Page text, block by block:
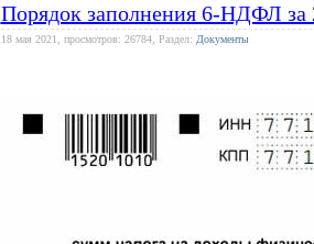
Порядок заполнения 6-НДФЛ за
18 мая 2021, просмотров: 26784, Раздел: Документы